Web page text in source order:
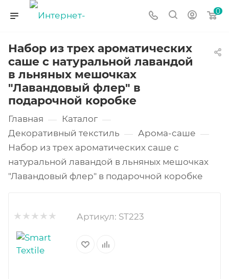
0
Набор из трех ароматических
саше с натуральной лавандой
в льняных мешочках
"Лавандовый флер" в
подарочной коробке
Главная — Каталог —
Декоративный текстиль — Арома-саше —
Набор из трех ароматических саше с
натуральной лавандой в льняных мешочках
"Лавандовый флер" в подарочной коробке
Артикул: ST223